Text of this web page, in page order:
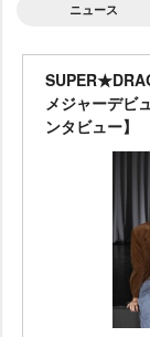
ニュース
メジャーデビ
ンタビュー】